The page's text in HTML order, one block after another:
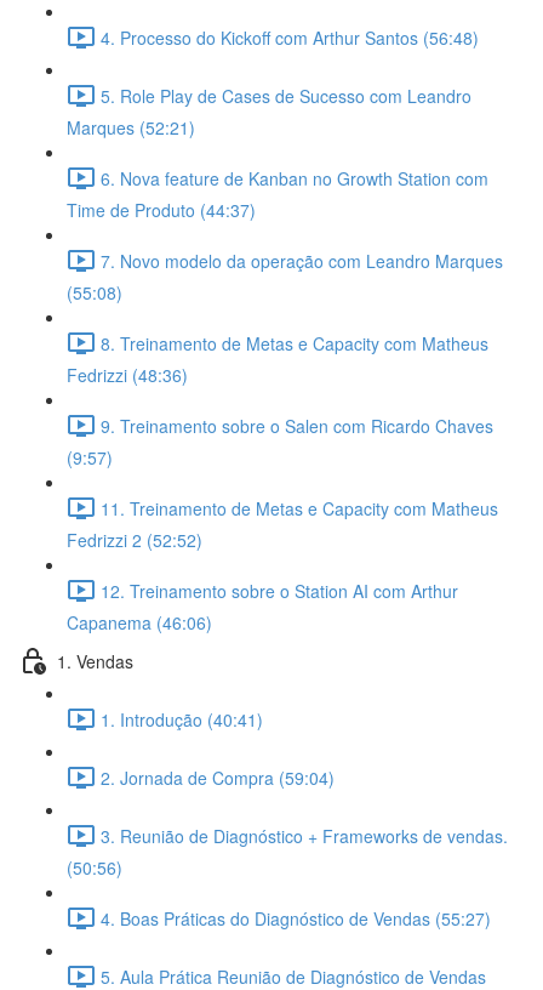
4. Processo do Kickoff com Arthur Santos (56:48)
5. Role Play de Cases de Sucesso com Leandro
Marques (52:21)
6. Nova feature de Kanban no Growth Station com
Time de Produto (44:37)
7. Novo modelo da operação com Leandro Marques
(55:08)
8. Treinamento de Metas e Capacity com Matheus
Fedrizzi (48:36)
9. Treinamento sobre o Salen com Ricardo Chaves
(9:57)
11. Treinamento de Metas e Capacity com Matheus
Fedrizzi 2 (52:52)
12. Treinamento sobre o Station AI com Arthur
Capanema (46:06)
1. Vendas
1. Introdução (40:41)
2. Jornada de Compra (59:04)
3. Reunião de Diagnóstico + Frameworks de vendas.
(50:56)
4. Boas Práticas do Diagnóstico de Vendas (55:27)
5. Aula Prática Reunião de Diagnóstico de Vendas